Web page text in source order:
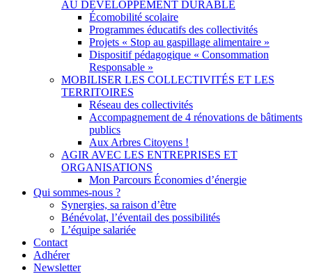
AU DÉVELOPPEMENT DURABLE
Écomobilité scolaire
Programmes éducatifs des collectivités
Projets « Stop au gaspillage alimentaire »
Dispositif pédagogique « Consommation
Responsable »
MOBILISER LES COLLECTIVITÉS ET LES
TERRITOIRES
Réseau des collectivités
Accompagnement de 4 rénovations de bâtiments
publics
Aux Arbres Citoyens !
AGIR AVEC LES ENTREPRISES ET
ORGANISATIONS
Mon Parcours Économies d’énergie
Qui sommes-nous ?
Synergies, sa raison d’être
Bénévolat, l’éventail des possibilités
L’équipe salariée
Contact
Adhérer
Newsletter